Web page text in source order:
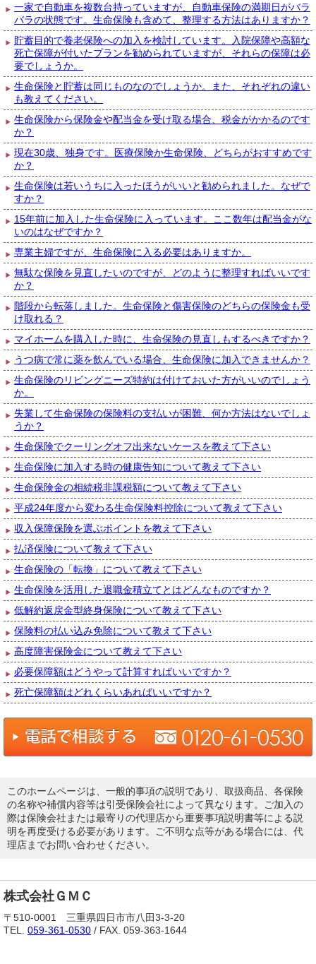
一家で自動車を複数台持っていますが、自動車保険の満期日がバラ
バラの状態です。生命保険も含めて、整理する方法はありますか？
貯蓄目的で養老保険への加入を検討しています。入院保障や高額な
死亡保障が付いたプランを勧められていますが、それらの保障は必
要でしょうか。
生命保険と貯蓄は同じものなのでしょうか。また、それぞれの違い
も教えてください。
生命保険から保険金や配当金を受け取る場合、税金がかかるのです
か？
現在30歳、独身です。医療保険か生命保険、どちらがおすすめです
か？
生命保険は若いうちに入ったほうがいいと勧められました。なぜで
すか？
15年前に加入した生命保険に入っています。ここ数年は配当金がな
いのはなぜですか？
専業主婦ですが、生命保険に入る必要はありますか。
無駄な保険を見直したいのですが、どのように整理すればいいです
か？
階段から転落しました。生命保険と傷害保険のどちらの保険金も受
け取れる？
マイホームを購入した時に、生命保険の見直しもするべきですか？
うつ病で常に薬を飲んでいる場合、生命保険に加入できませんか？
生命保険のリビングニーズ特約は付けておいた方がいいのでしょう
か。
失業して生命保険の保険料の支払いが困難、何か方法はないでしょ
うか？
生命保険でクーリングオフ出来ないケースを教えて下さい
生命保険に加入する時の健康告知について教えて下さい
生命保険金の相続税非課税額について教えて下さい
平成24年度から変わる生命保険料控除について教えて下さい
収入保障保険を選ぶポイントを教えて下さい
払済保険について教えて下さい
生命保険の「転換」について教えて下さい
生命保険を活用した退職金積立てとはどんなものですか？
低解約返戻金型終身保険について教えて下さい
保険料の払い込み免除について教えて下さい
高度障害保険金について教えて下さい
必要保障額はどうやって計算すればいいですか？
死亡保障額はどれくらいあればいいですか？
このホームページは、一般的事項の説明であり、取扱商品、各保険
の名称や補償内容等は引受保険会社によって異なります。ご加入の
際は保険会社または最寄りの代理店から重要事項説明書等による説
明を再度受ける必要があります。ご不明な点等がある場合には、代
理店までお問い合わせください。
株式会社ＧＭＣ
〒510-0001 三重県四日市市八田3-3-20
TEL. 059-361-0530 / FAX. 059-363-1644